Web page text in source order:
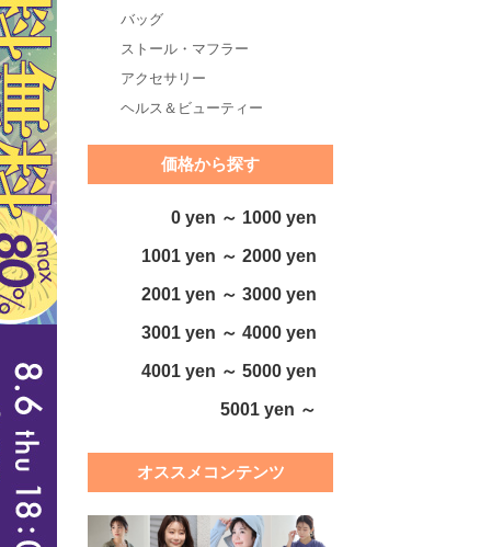
バッグ
ストール・マフラー
アクセサリー
ヘルス＆ビューティー
価格から探す
0 yen ～ 1000 yen
1001 yen ～ 2000 yen
2001 yen ～ 3000 yen
3001 yen ～ 4000 yen
4001 yen ～ 5000 yen
5001 yen ～
オススメコンテンツ